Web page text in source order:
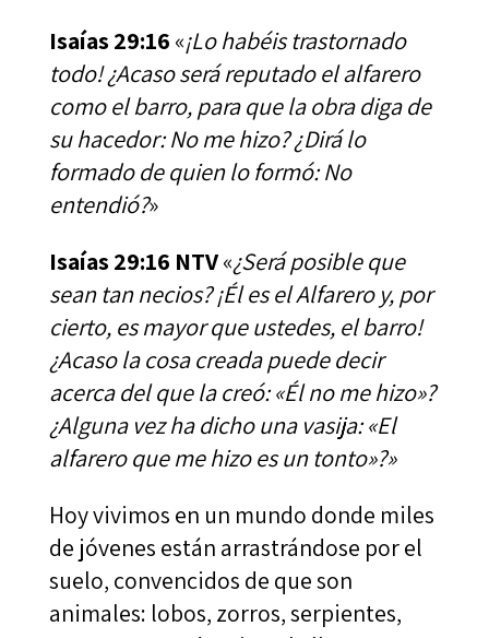
Isaías 29:16 «¡Lo habéis trastornado
todo! ¿Acaso será reputado el alfarero
como el barro, para que la obra diga de
su hacedor: No me hizo? ¿Dirá lo
formado de quien lo formó: No
entendió?»
Isaías 29:16 NTV«¿Será posible que
sean tan necios? ¡Él es el Alfarero y, por
cierto, es mayor que ustedes, el barro!
¿Acaso la cosa creada puede decir
acerca del que la creó: «Él no me hizo»?
¿Alguna vez ha dicho una vasija: «El
alfarero que me hizo es un tonto»?»
Hoy vivimos en un mundo donde miles
de jóvenes están arrastrándose por el
suelo, convencidos de que son
animales: lobos, zorros, serpientes,